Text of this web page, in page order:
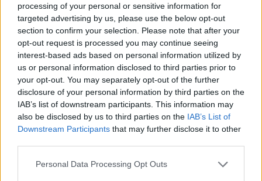
processing of your personal or sensitive information for
targeted advertising by us, please use the below opt-out
section to confirm your selection. Please note that after your
opt-out request is processed you may continue seeing
interest-based ads based on personal information utilized by
us or personal information disclosed to third parties prior to
your opt-out. You may separately opt-out of the further
disclosure of your personal information by third parties on the
IAB’s list of downstream participants. This information may
also be disclosed by us to third parties on the IAB’s List of
Downstream Participants that may further disclose it to other
Personal Data Processing Opt Outs
Ik gebruik cetrizine al heel lang. Nu heb ik gemerkt
wanneer ik cetrizine langere tijd achter elkaar gebruik, ik
vreselijke pijn in mijn rug krijg. Precies naast de
wervelkolom. Lage rug. Dit blijkt dus een bijwerking te
zijn. Ik ga nu quercetine proberen. Is een antioxydant.
Merk onbekend gekocht bij het Kruidvat.
geef mening 0 reacties
Cetirizine Tabletten
16-06-2024 | Vrouw | 39